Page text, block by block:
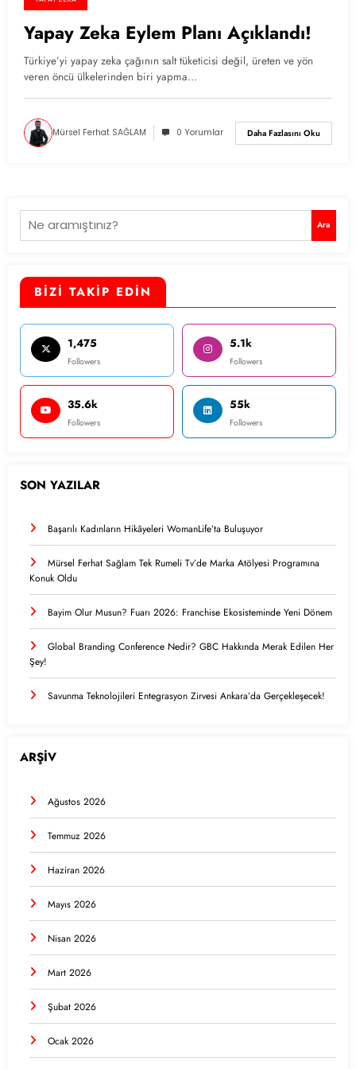
Yapay Zeka Eylem Planı Açıklandı!
Türkiye’yi yapay zeka çağının salt tüketicisi değil, üreten ve yön
veren öncü ülkelerinden biri yapma…
Mürsel Ferhat SAĞLAM 0 Yorumlar Daha Fazlasını Oku
Ara Ara
BİZİ TAKİP EDİN
1,475
Followers
5.1k
Followers
35.6k
Followers
55k
Followers
SON YAZILAR
Başarılı Kadınların Hikâyeleri WomanLife’ta Buluşuyor
Mürsel Ferhat Sağlam Tek Rumeli Tv’de Marka Atölyesi Programına
Konuk Oldu
Bayim Olur Musun? Fuarı 2026: Franchise Ekosisteminde Yeni Dönem
Global Branding Conference Nedir? GBC Hakkında Merak Edilen Her
Şey!
Savunma Teknolojileri Entegrasyon Zirvesi Ankara’da Gerçekleşecek!
ARŞİV
Ağustos 2026
Temmuz 2026
Haziran 2026
Mayıs 2026
Nisan 2026
Mart 2026
Şubat 2026
Ocak 2026